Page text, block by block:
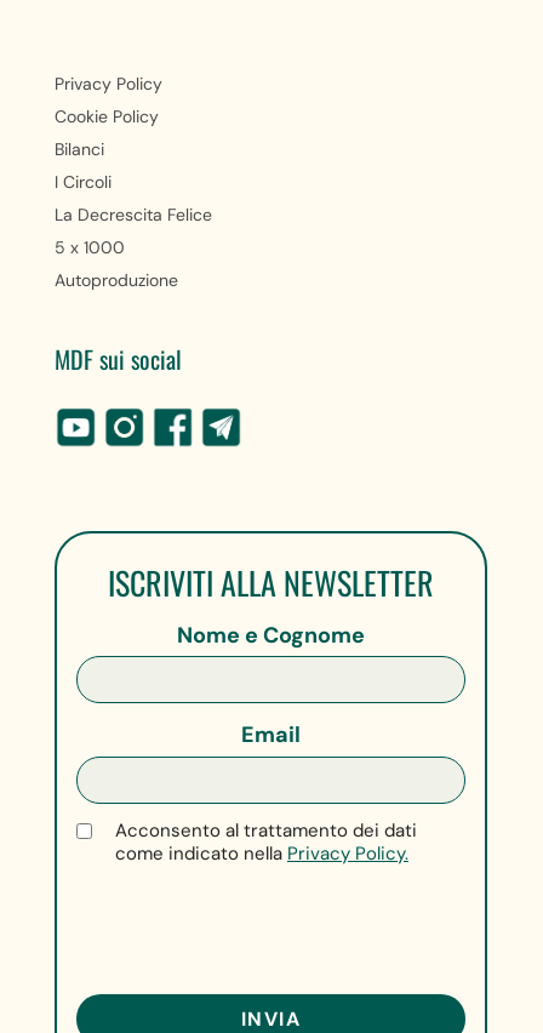
Privacy Policy
Cookie Policy
Bilanci
I Circoli
La Decrescita Felice
5 x 1000
Autoproduzione
MDF sui social
ISCRIVITI ALLA NEWSLETTER
Nome e Cognome
Email
Acconsento al trattamento dei dati
come indicato nella Privacy Policy.